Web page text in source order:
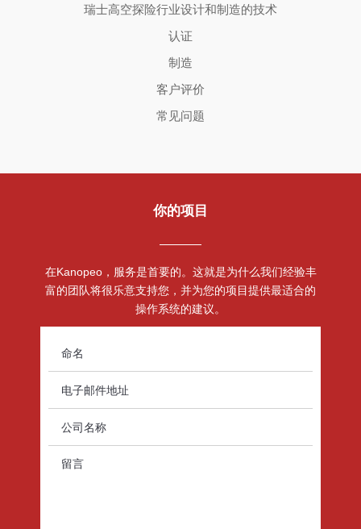
瑞士高空探险行业设计和制造的技术
认证
制造
客户评价
常见问题
你的项目
在Kanopeo，服务是首要的。这就是为什么我们经验丰
富的团队将很乐意支持您，并为您的项目提供最适合的
操作系统的建议。